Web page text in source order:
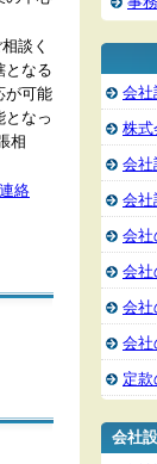
談く
となる
が可能
となっ
相
絡
会社
株式
会社
会社
会社
会社
会社
会社
定
会社